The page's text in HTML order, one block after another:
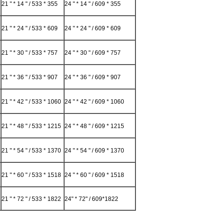
21 " * 14 " / 533 * 355 24 " * 14 " / 609 * 355
21 " * 24 " / 533 * 609 24 " * 24 " / 609 * 609
21 " * 30 " / 533 * 757 24 " * 30 " / 609 * 757
21 " * 36 " / 533 * 907 24 " * 36 " / 609 * 907
21 " * 42 " / 533 * 1060 24 " * 42 " / 609 * 1060
21 " * 48 " / 533 * 1215 24 " * 48 " / 609 * 1215
21 " * 54 " / 533 * 1370 24 " * 54 " / 609 * 1370
21 " * 60 " / 533 * 1518 24 " * 60 " / 609 * 1518
21 " * 72 " / 533 * 1822 24" * 72" / 609*1822